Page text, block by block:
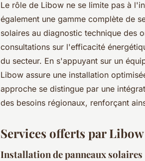
Le rôle de Libow ne se limite pas à
également une gamme complète de
solaires au diagnostic technique des
consultations sur l'efficacité
du secteur. En s'appuyant sur un
Libow assure une installation
approche se distingue par une
des besoins régionaux, renforçant
Services offerts par Libow
Installation de panneaux solaires